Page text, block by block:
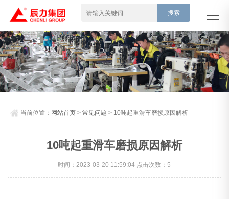
当前位置： 网站首页 >常见问题 > 10吨起重滑车磨损原因解析
10吨起重滑车磨损原因解析
时间：2023-03-20 11:59:04 点击次数：5